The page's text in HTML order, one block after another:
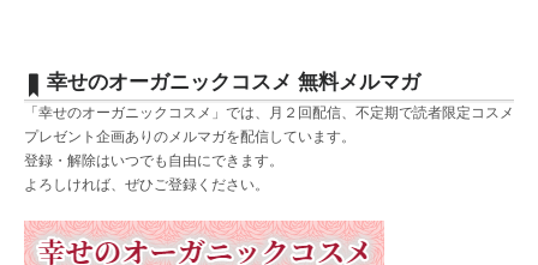
幸せのオーガニックコスメ 無料メルマガ
「幸せのオーガニックコスメ」では、月２回配信、不定期で読者限定コスメ
プレゼント企画ありのメルマガを配信しています。
登録・解除はいつでも自由にできます。
よろしければ、ぜひご登録ください。